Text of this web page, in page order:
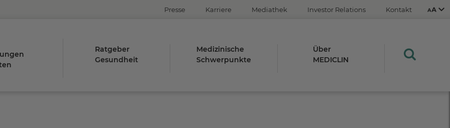
Presse Karriere Mediathek Investor Relations Kontakt
Ratgeber
Gesundheit
Medizinische
Schwerpunkte
Über
MEDICLIN